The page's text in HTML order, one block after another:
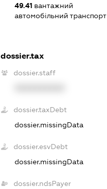
49.41 вантажний
автомобільний транспорт
dossier.tax
dossier.staff
dossier.taxDebt
dossier.missingData
dossier.esvDebt
dossier.missingData
dossier.ndsPayer